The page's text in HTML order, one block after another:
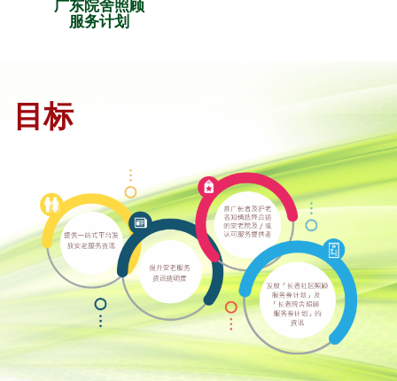
广东院舍照顾
服务计划
目标